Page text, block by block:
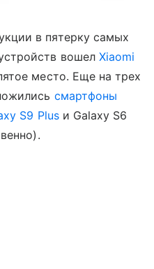
в пятерку самых
вошел Xiaomi
место. Еще на трех
смартфоны
S9 Plusи Galaxy S6